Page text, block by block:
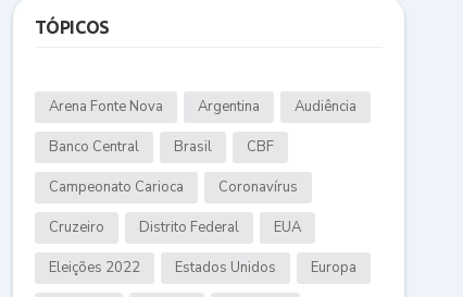
TÓPICOS
Arena Fonte Nova Argentina Audiência
Banco Central Brasil CBF
Campeonato Carioca Coronavírus
Cruzeiro Distrito Federal EUA
Eleições 2022 Estados Unidos Europa